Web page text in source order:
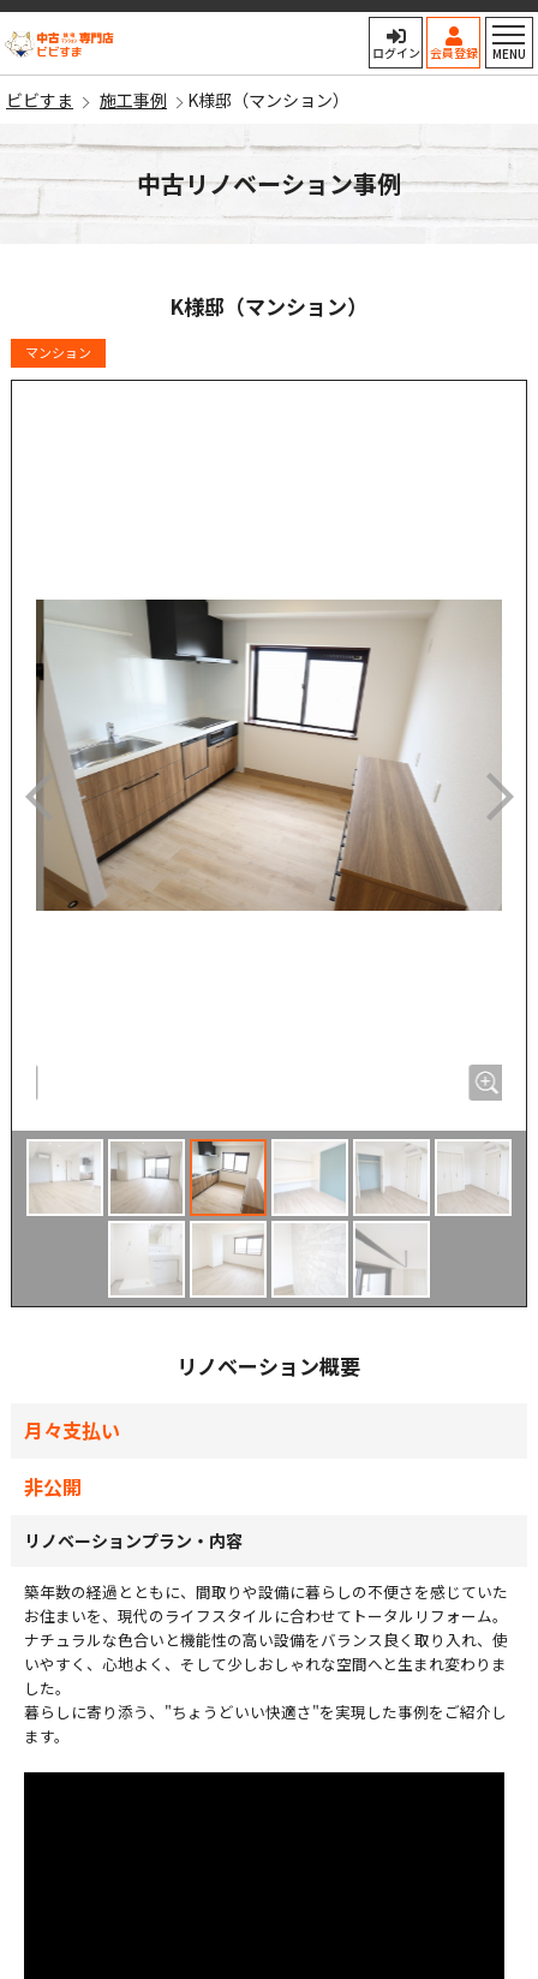
ログイン 会員登録 MENU
ビビすま 施工事例 K様邸（マンション）
中古リノベーション事例
K様邸（マンション）
マンション
リノベーション概要
月々支払い
非公開
リノベーションプラン・内容
築年数の経過とともに、間取りや設備に暮らしの不便さを感じていた
お住まいを、現代のライフスタイルに合わせてトータルリフォーム。
ナチュラルな色合いと機能性の高い設備をバランス良く取り入れ、使
いやすく、心地よく、そして少しおしゃれな空間へと生まれ変わりま
した。
暮らしに寄り添う、"ちょうどいい快適さ"を実現した事例をご紹介し
ます。